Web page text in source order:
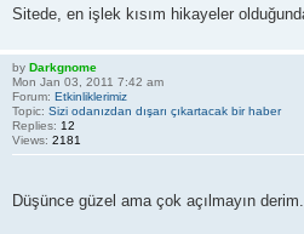
Sitede, en işlek kısım hikayeler
by Darkgnome
Mon Jan 03, 2011 7:42 am
Forum: Etkinliklerimiz
Topic: Sizi odanızdan dışarı çıkartacak bir haber
Replies: 12
Views: 2181
Düşünce güzel ama çok açılmayın derim.